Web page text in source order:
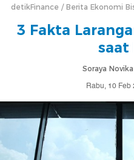
detikFinance Berita Ekonomi
3 Fakta
saat
Soraya
Rabu, 10 Feb